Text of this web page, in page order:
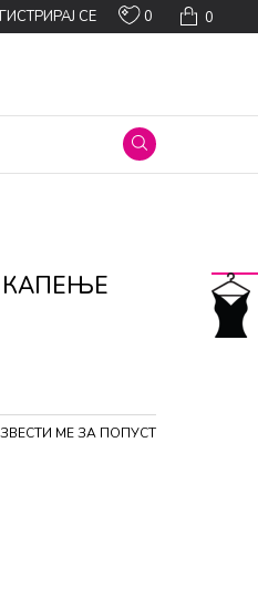
0
0
СЕ
КАПЕЊЕ
МЕ ЗА ПОПУСТ